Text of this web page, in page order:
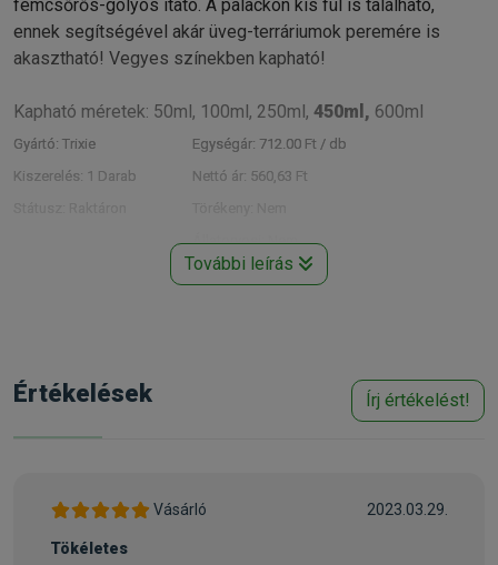
fémcsőrős-golyós itató. A palackon kis fül is található,
ennek segítségével akár üveg-terráriumok peremére is
akasztható! Vegyes színekben kapható!
Kapható méretek: 50ml, 100ml, 250ml, 450ml, 600ml
Gyártó: Trixie
Kiszerelés: 1 Darab
Egységár: 712.00 Ft / db
Nettó ár: 560,63 Ft
Állatorvosi:Nem
További leírás
Értékelések Írj értékelést!
Vásárló 2023.03.29.
Tökéletes